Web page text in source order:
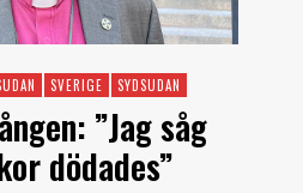
SVERIGE SYDSUDAN
”Jag såg
dödades”